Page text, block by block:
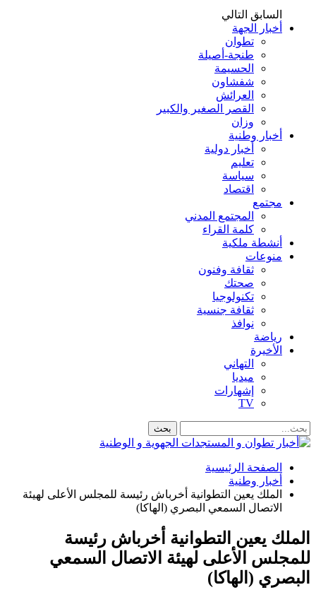
السابق التالي
أخبار الجهة
تطوان
طنجة-أصيلة
الحسيمة
شفشاون
العرائش
القصر الصغير والكبير
وزان
أخبار وطنية
أخبار دولية
تعليم
سياسة
اقتصاد
مجتمع
المجتمع المدني
كلمة القراء
أنشطة ملكية
منوعات
ثقافة وفنون
صحتك
تكنولوجيا
ثقافة جنسية
نوافذ
رياضة
الأخيرة
التهاني
ميديا
إشهارات
TV
الصفحة الرئيسية
أخبار وطنية
الملك يعين التطوانية أخرباش رئيسة للمجلس الأعلى لهيئة
الاتصال السمعي البصري (الهاكا)
الملك يعين التطوانية أخرباش رئيسة
للمجلس الأعلى لهيئة الاتصال السمعي
البصري (الهاكا)